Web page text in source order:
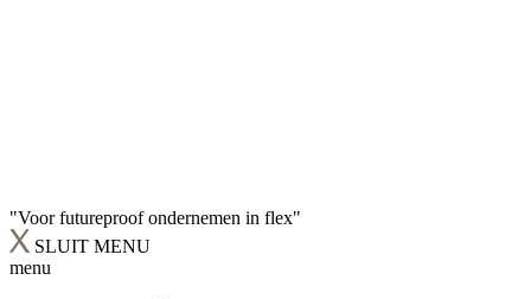
"Voor futureproof ondernemen in flex"
SLUIT MENU
menu